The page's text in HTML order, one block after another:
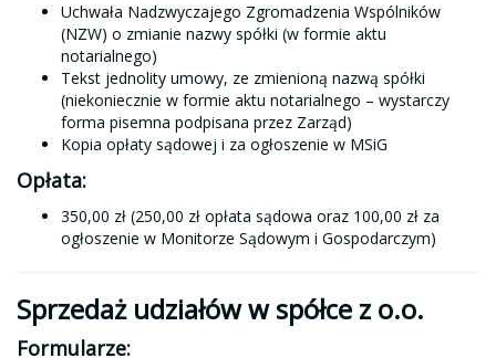
Uchwała Nadzwyczajego Zgromadzenia Wspólników
(NZW) o zmianie nazwy spółki (w formie aktu
notarialnego)
Tekst jednolity umowy, ze zmienioną nazwą spółki
(niekoniecznie w formie aktu notarialnego – wystarczy
forma pisemna podpisana przez Zarząd)
Kopia opłaty sądowej i za ogłoszenie w MSiG
Opłata:
350,00 zł (250,00 zł opłata sądowa oraz 100,00 zł za
ogłoszenie w Monitorze Sądowym i Gospodarczym)
Sprzedaż udziałów w spółce z o.o.
Formularze: